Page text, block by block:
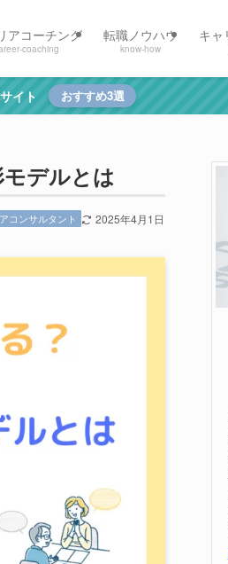
アコーチング
coaching
転職ノウハウ
know-how
キャ
イト おすすめ3選
デルとは
コンサルタント 2025年4月1日